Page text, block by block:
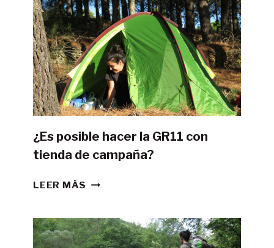
¿Es posible hacer la GR11 con
tienda de campaña?
LEER MÁS ¿ES
LA
GR11